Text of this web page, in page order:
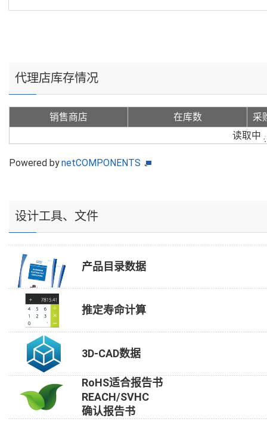
代理店库存情况
销售商店 在库数
采
读取中
Powered bynetCOMPONENTS
设计工具、文件
产品目录数据
推定寿命计算
3D-CAD数据
RoHS适合报告书
REACH/SVHC
确认报告书